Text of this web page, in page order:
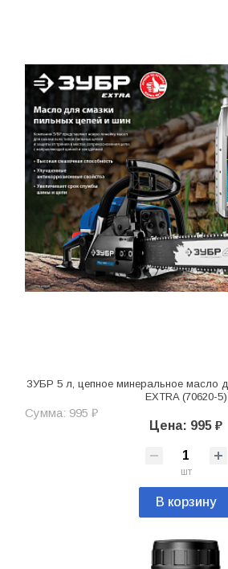
ЗУБР 5 л, цепное минеральное масло
EXTRA (70620-5)
Сумма: 995 ₽
Цена: 995 ₽
шт
В корзину